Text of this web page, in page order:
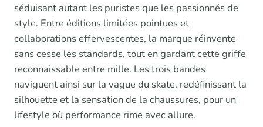
séduisant autant les puristes que les passionnés de
style. Entre éditions limitées pointues et
collaborations effervescentes, la marque réinvente
sans cesse les standards, tout en gardant cette griffe
reconnaissable entre mille. Les trois bandes
naviguent ainsi sur la vague du skate, redéfinissant la
silhouette et la sensation de la chaussures, pour un
lifestyle où performance rime avec allure.